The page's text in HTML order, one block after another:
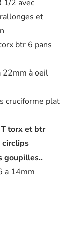
1/2 avec
et
btr 6 pans
22mm à oeil
cruciforme plat
torx et btr
circlips
goupilles..
a 14mm